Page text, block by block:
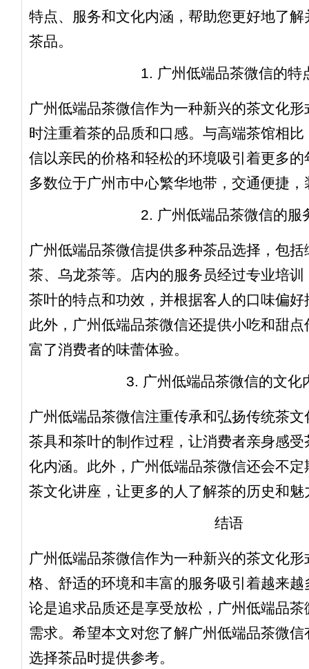
特点、服务和文化内涵，帮助您更好地了
茶品。
1. 广州低端品茶微信的特
广州低端品茶微信作为一种新兴的茶文化
时注重着茶的品质和口感。与高端茶馆相
信以亲民的价格和轻松的环境吸引着更多
多数位于广州市中心繁华地带，交通便捷
2. 广州低端品茶微信的服
广州低端品茶微信提供多种茶品选择，包
茶、乌龙茶等。店内的服务员经过专业培
茶叶的特点和功效，并根据客人的口味偏
此外，广州低端品茶微信还提供小吃和甜
富了消费者的味蕾体验。
3. 广州低端品茶微信的文化
广州低端品茶微信注重传承和弘扬传统茶
茶具和茶叶的制作过程，让消费者亲身感
化内涵。此外，广州低端品茶微信还会不
茶文化讲座，让更多的人了解茶的历史和魅
结语
广州低端品茶微信作为一种新兴的茶文化
格、舒适的环境和丰富的服务吸引着越来
论是追求品质还是享受放松，广州低端品
需求。希望本文对您了解广州低端品茶微
选择茶品时提供参考。